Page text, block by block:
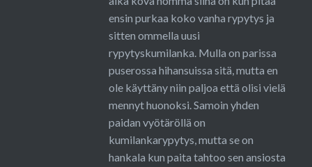
ensin purkaa koko vanha rypytys ja
sitten ommella uusi
rypytyskumilanka. Mulla on parissa
puserossa hihansuissa sitä, mutta en
ole käyttäny niin paljoa että olisi vielä
mennyt huonoksi. Samoin yhden
paidan vyötäröllä on
kumilankarypytys, mutta se on
hankala kun paita tahtoo sen ansiosta